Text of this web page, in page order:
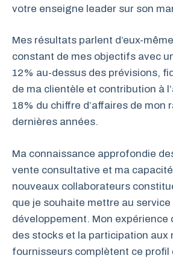
votre enseigne leader sur son
Mes résultats parlent d’eux-
constant de mes objectifs avec
12% au-dessus des prévisions,
de ma clientèle et contribution à
18% du chiffre d’affaires de mon
dernières années.
Ma connaissance approfondie
vente consultative et ma
nouveaux collaborateurs
que je souhaite mettre au service
développement. Mon expérience
des stocks et la participation aux
fournisseurs complètent ce profil